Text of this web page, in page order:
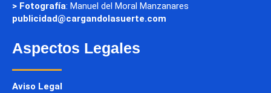
> Fotografía: Manuel del Moral Manzanares
publicidad@cargandolasuerte.com
Aspectos Legales
Aviso Legal